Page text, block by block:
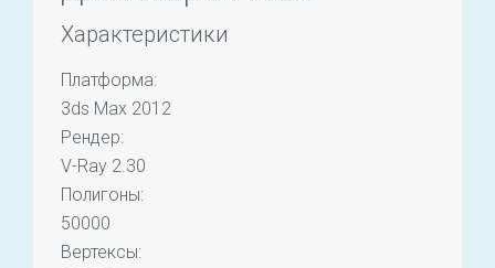
Характеристики
Платформа:
3ds Max 2012
Рендер:
V-Ray 2.30
Полигоны:
50000
Вертексы: